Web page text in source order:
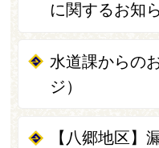
に関するお知
水道課からの
ジ）
【八郷地区】